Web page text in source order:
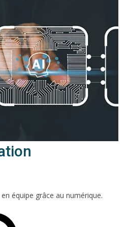
équipe grâce au numérique.